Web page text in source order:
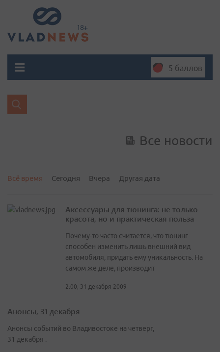
5 баллов
Все новости
Всё время Сегодня Вчера Другая дата
Аксессуары для тюнинга: не только
красота, но и практическая польза
Почему-то часто считается, что тюнинг
способен изменить лишь внешний вид
автомобиля, придать ему уникальность. На
самом же деле, производит
2:00, 31 декабря 2009
Анонсы, 31 декабря
Анонсы событий во Владивостоке на четверг,
31 декабря .